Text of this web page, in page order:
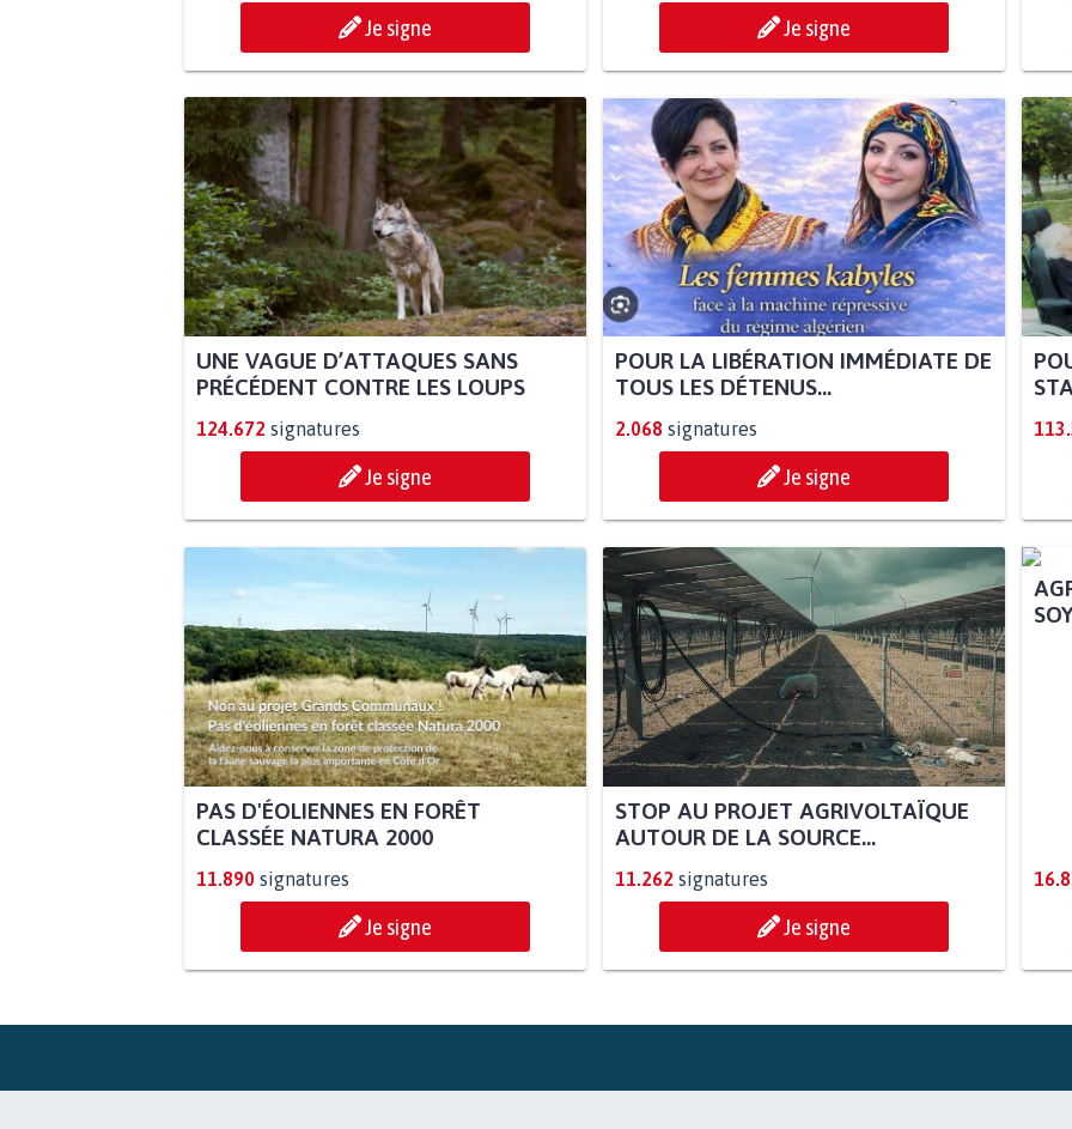
Je signe Je signe
UNE VAGUE D’ATTAQUES SANS
PRÉCÉDENT CONTRE LES LOUPS
124.672 signatures
Je signe
POUR LA LIBÉRATION IMMÉDIATE DE
TOUS LES DÉTENUS...
2.068 signatures
Je signe
PAS D'ÉOLIENNES EN FORÊT
CLASSÉE NATURA 2000
11.890 signatures
Je signe
STOP AU PROJET AGRIVOLTAÏQUE
AUTOUR DE LA SOURCE...
11.262 signatures
Je signe